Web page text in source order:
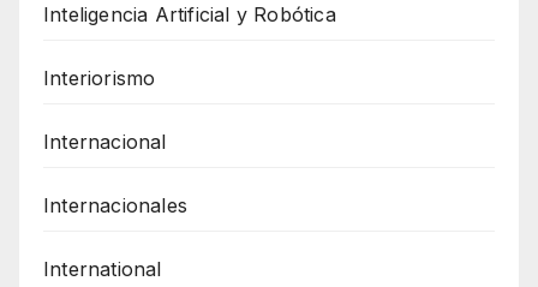
Inteligencia Artificial y Robótica
Interiorismo
Internacional
Internacionales
International